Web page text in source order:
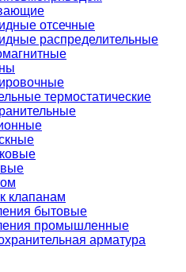
отсечные
распределительные
термостатические
клапанам
бытовые
промышленные
арматура